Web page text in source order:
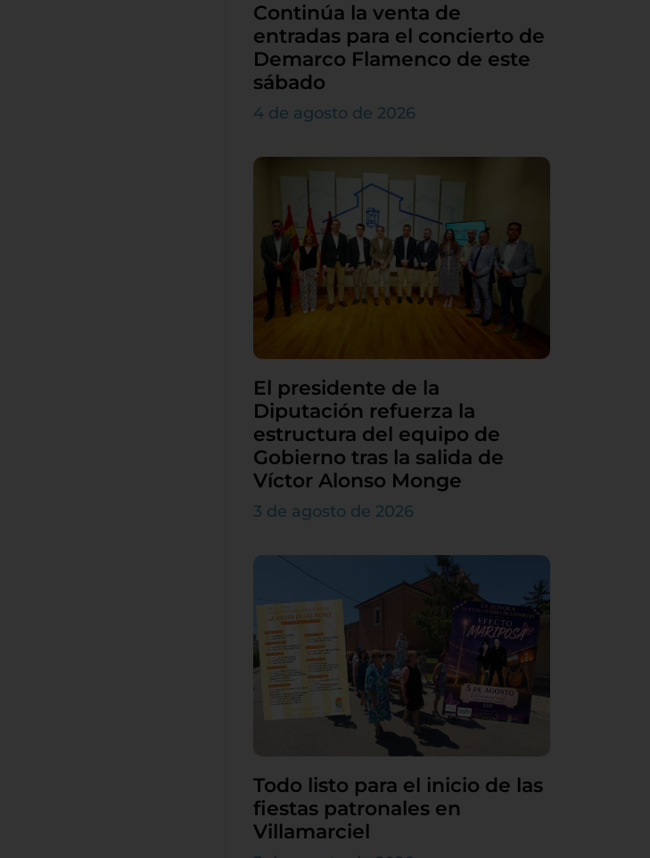
Continúa la venta de
entradas para el concierto de
Demarco Flamenco de este
sábado
4 de agosto de 2026
El presidente de la
Diputación refuerza la
estructura del equipo de
Gobierno tras la salida de
Víctor Alonso Monge
3 de agosto de 2026
Todo listo para el inicio de las
fiestas patronales en
Villamarciel